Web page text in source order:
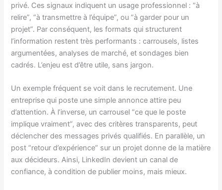
privé. Ces signaux indiquent un usage professionnel : “à
relire”, “à transmettre à l’équipe”, ou “à garder pour un
projet”. Par conséquent, les formats qui structurent
l’information restent très performants : carrousels, listes
argumentées, analyses de marché, et sondages bien
cadrés. L’enjeu est d’être utile, sans jargon.
Un exemple fréquent se voit dans le recrutement. Une
entreprise qui poste une simple annonce attire peu
d’attention. À l’inverse, un carrousel “ce que le poste
implique vraiment”, avec des critères transparents, peut
déclencher des messages privés qualifiés. En parallèle, un
post “retour d’expérience” sur un projet donne de la matière
aux décideurs. Ainsi, LinkedIn devient un canal de
confiance, à condition de publier moins, mais mieux.